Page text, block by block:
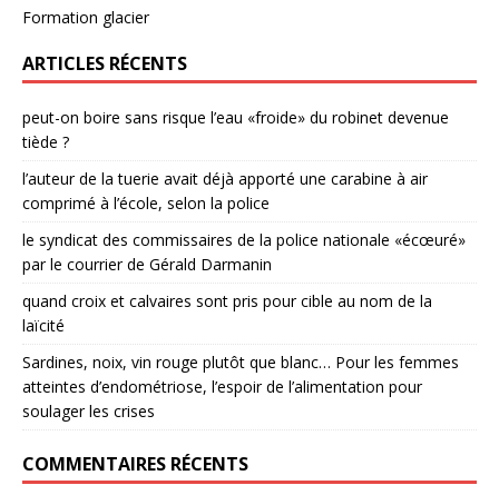
Formation glacier
ARTICLES RÉCENTS
peut-on boire sans risque l’eau «froide» du robinet devenue
tiède ?
l’auteur de la tuerie avait déjà apporté une carabine à air
comprimé à l’école, selon la police
le syndicat des commissaires de la police nationale «écœuré»
par le courrier de Gérald Darmanin
quand croix et calvaires sont pris pour cible au nom de la
laïcité
Sardines, noix, vin rouge plutôt que blanc… Pour les femmes
atteintes d’endométriose, l’espoir de l’alimentation pour
soulager les crises
COMMENTAIRES RÉCENTS